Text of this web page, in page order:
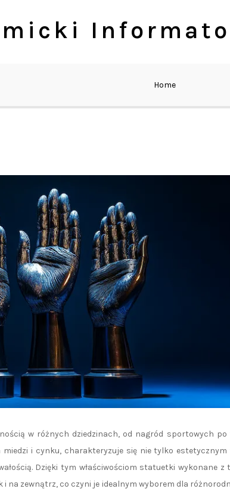
Home
w różnych dziedzinach, od nagród sportowych po
i cynku, charakteryzuje się nie tylko estetycznym
Dzięki tym właściwościom statuetki wykonane z
na zewnątrz, co czyni je idealnym wyborem dla